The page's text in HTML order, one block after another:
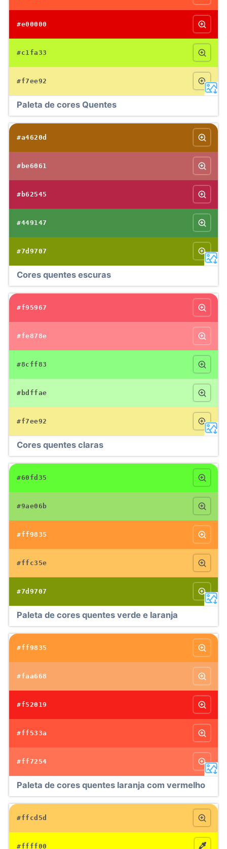
#e00000
#c1fa33
#f7ee92
Paleta de cores Quentes
#a4620d
#be6061
#b62545
#449147
#7d9707
Cores quentes escuras
#f95967
#fe878e
#8cff83
#bdffae
#f7ee92
Cores quentes claras
#60fd35
#9ae06b
#ff9835
#ffc35e
#7d9707
Paleta de cores quentes verde e laranja
#ff9835
#faa668
#f52019
#ff533a
#ff7254
Paleta de cores quentes laranja com vermelho
#ffcd5d
#ffff00